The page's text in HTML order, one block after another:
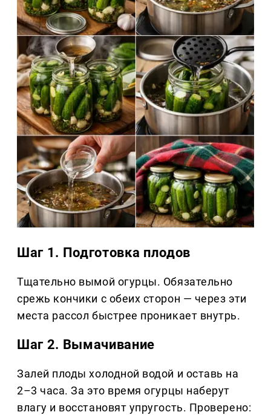
Шаг 1. Подготовка плодов
Тщательно вымой огурцы. Обязательно
срежь кончики с обеих сторон — через эти
места рассол быстрее проникает внутрь.
Шаг 2. Вымачивание
Залей плоды холодной водой и оставь на
2–3 часа. За это время огурцы наберут
влагу и восстановят упругость. Проверено: